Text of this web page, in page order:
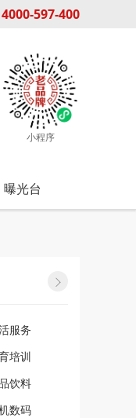
4000-597-400
小程序
曝光台

服务
培训
饮料
数码